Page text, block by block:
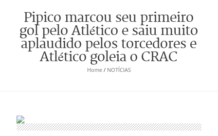
Pipico marcou seu primeiro
gol pelo Atlético e saiu muito
aplaudido pelos torcedores e
Atlético goleia o CRAC
Home/ NOTÍCIAS